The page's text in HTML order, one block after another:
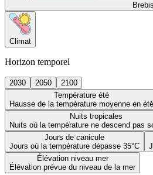
Climat
Horizon temporel
2030 2050
2100
Température été
Hausse de la température moyenne en été
Nuits tropicales
Nuits où la température ne descend pas
Jours de canicule
Jours où la température dépasse 35°C
Élévation niveau mer
Élévation prévue du niveau de la mer